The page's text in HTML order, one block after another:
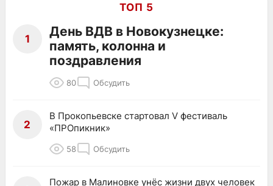
ТОП 5
1
День ВДВ в Новокузнецке:
память, колонна и
поздравления
80 Обсудить
2
В Прокопьевске стартовал V фестиваль
«ПРОпикник»
58 Обсудить
Пожар в Малиновке унёс жизни двух человек